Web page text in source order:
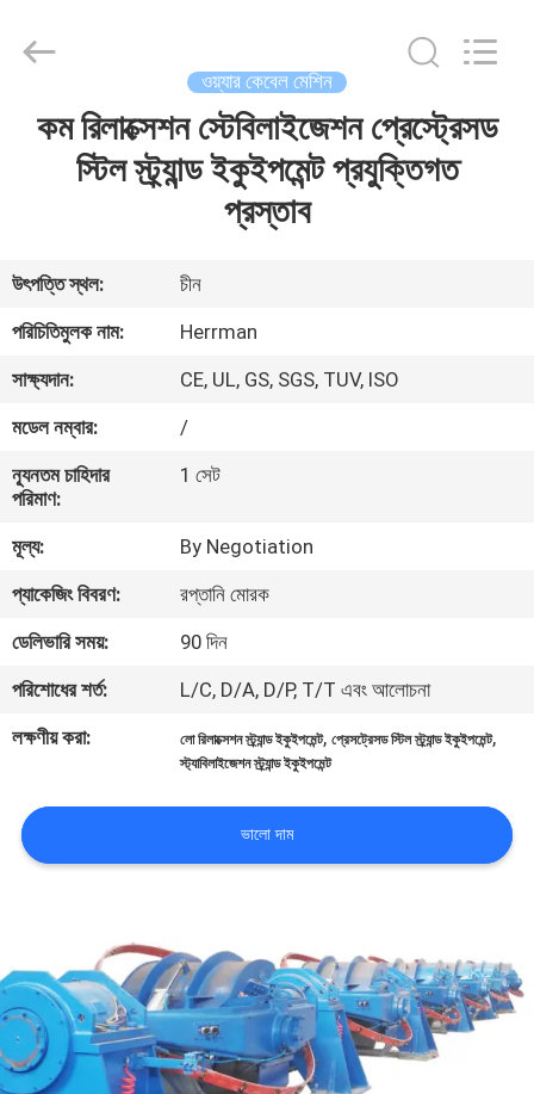
বাড়ি
আমাদের
সম্পর্কে
কারখানা
ভ্রমণ
নিয়ন্ত্রণ
যোগাযোগ
করুন
খবর
উদ্ধৃতির
জন্য
সাইট
ম্যাপ
Rights
ওয়্যার কেবেল মেশিন
কম রিলাক্সেশন স্টেবিলাইজেশন প্রেস্ট্রেসড
স্টিল স্ট্র্যান্ড ইকুইপমেন্ট প্রযুক্তিগত
প্রস্তাব
উৎপত্তি স্থল:
চীন
পরিচিতিমুলক নাম:
Herrman
সাক্ষ্যদান:
CE, UL, GS, SGS, TUV, ISO
মডেল নম্বার:
/
ন্যূনতম চাহিদার
পরিমাণ:
1 সেট
মূল্য:
By Negotiation
প্যাকেজিং বিবরণ:
রপ্তানি মোরক
ডেলিভারি সময়:
90 দিন
পরিশোধের শর্ত:
L/C, D/A, D/P, T/T এবং আলোচনা
লক্ষণীয় করা:
লো রিলাক্সেশন স্ট্র্যান্ড ইকুইপমেন্ট,প্রেসট্রেসড স্টিল স্ট্র্যান্ড ইকুইপমেন্ট,
স্ট্যাবিলাইজেশন স্ট্র্যান্ড ইকুইপমেন্ট
ভালো দাম